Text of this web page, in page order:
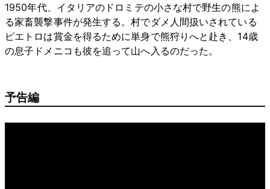
1950年代、イタリアのドロミテの小さな村で野生の熊によ
る家畜襲撃事件が発生する。村でダメ人間扱いされている
ピエトロは賞金を得るために単身で熊狩りへと赴き、14歳
の息子ドメニコも彼を追って山へ入るのだった。
予告編